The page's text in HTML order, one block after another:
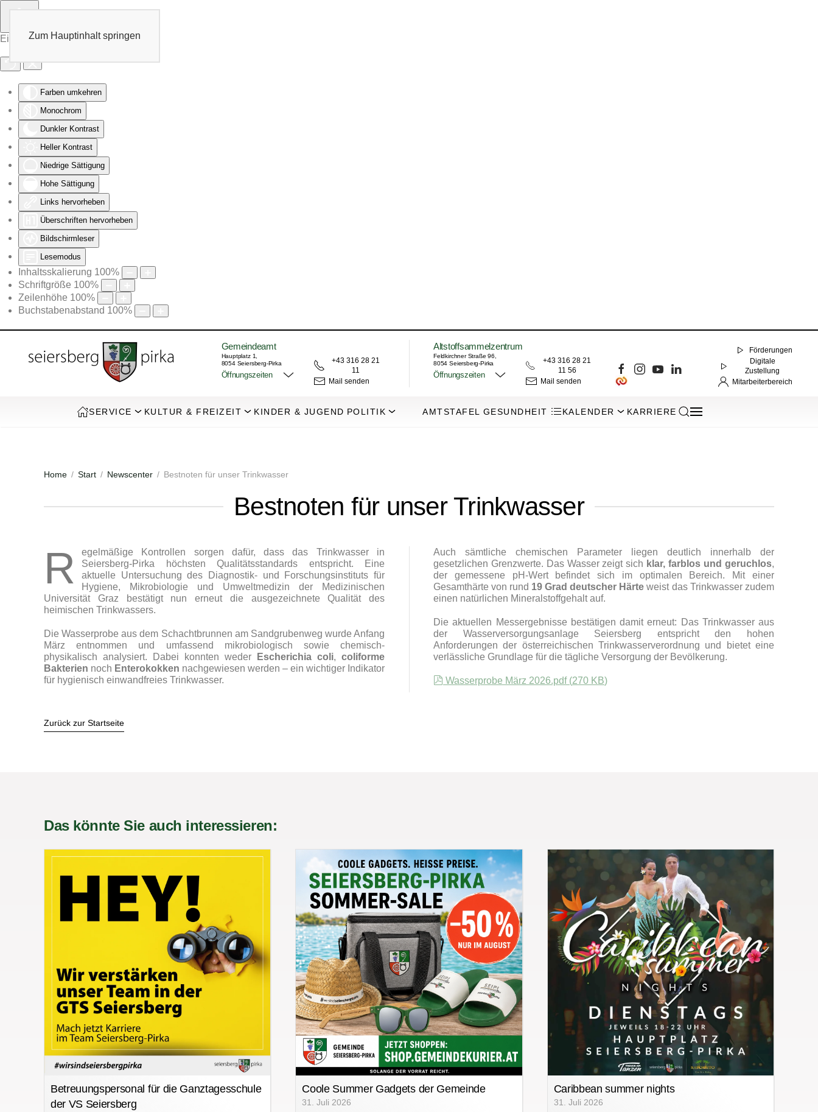
Eingabehilfen öffnen
Farben umkehren
Monochrom
Dunkler Kontrast
Heller Kontrast
Niedrige Sättigung
Hohe Sättigung
Links hervorheben
Überschriften hervorheben
Bildschirmleser
Lesemodus
Inhaltsskalierung 100%
Schriftgröße 100%
Zeilenhöhe 100%
Buchstabenabstand 100%
Zum Hauptinhalt springen
Gemeindeamt
Hauptplatz 1,
8054 Seiersberg-Pirka
Öffnungszeiten
+43 316 28 21
11
Mail senden
Altstoffsammelzentrum
Feldkirchner Straße 96,
8054 Seiersberg-Pirka
Öffnungszeiten
+43 316 28 21
11 56
Mail senden
Förderungen
Digitale
Zustellung
Mitarbeiterbereich
SERVICE KULTUR & FREIZEIT KINDER & JUGEND POLITIK AMTSTAFEL GESUNDHEIT KALENDER KARRIERE
Home Start Newscenter Bestnoten für unser Trinkwasser
Bestnoten für unser Trinkwasser
R
egelmäßige Kontrollen sorgen dafür, dass das Trinkwasser in
Seiersberg-Pirka höchsten Qualitätsstandards entspricht. Eine
aktuelle Untersuchung des Diagnostik- und Forschungsinstituts für
Hygiene, Mikrobiologie und Umweltmedizin der Medizinischen
Universität Graz bestätigt nun erneut die ausgezeichnete Qualität des
heimischen Trinkwassers.
Die Wasserprobe aus dem Schachtbrunnen am Sandgrubenweg wurde Anfang
März entnommen und umfassend mikrobiologisch sowie chemisch-
physikalisch analysiert. Dabei konnten weder
Escherichia coli, coliforme
Bakterien noch Enterokokken nachgewiesen werden – ein wichtiger Indikator
für hygienisch einwandfreies Trinkwasser.
Auch sämtliche chemischen Parameter liegen deutlich innerhalb der
gesetzlichen Grenzwerte. Das Wasser zeigt sich klar, farblos und geruchlos,
der gemessene pH-Wert befindet sich im optimalen Bereich. Mit einer
Gesamthärte von rund 19 Grad deutscher Härte weist das Trinkwasser zudem
einen natürlichen Mineralstoffgehalt auf.
Die aktuellen Messergebnisse bestätigen damit erneut: Das Trinkwasser aus
der Wasserversorgungsanlage Seiersberg entspricht den hohen
Anforderungen der österreichischen Trinkwasserverordnung und bietet eine
verlässliche Grundlage für die tägliche Versorgung der Bevölkerung.
pdf
Wasserprobe März 2026.pdf (270 KB)
Zurück zur Startseite
Das könnte Sie auch interessieren:
Betreuungspersonal für die Ganztagesschule
der VS Seiersberg
Coole Summer Gadgets der Gemeinde
31. Juli 2026
Caribbean summer nights
31. Juli 2026